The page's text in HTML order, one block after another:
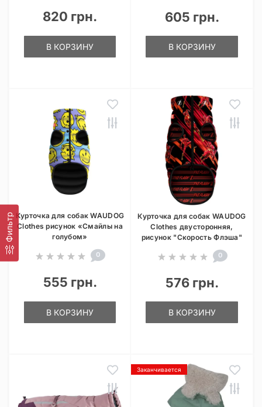
Фильтр
820 грн.
В КОРЗИНУ
605 грн.
В КОРЗИНУ
Курточка для собак WAUDOG
Clothes рисунок «Смайлы на
голубом»
0
555 грн.
В КОРЗИНУ
Курточка для собак WAUDOG
Clothes двусторонняя,
рисунок "Скорость Флэша"
0
576 грн.
В КОРЗИНУ
Заканчивается